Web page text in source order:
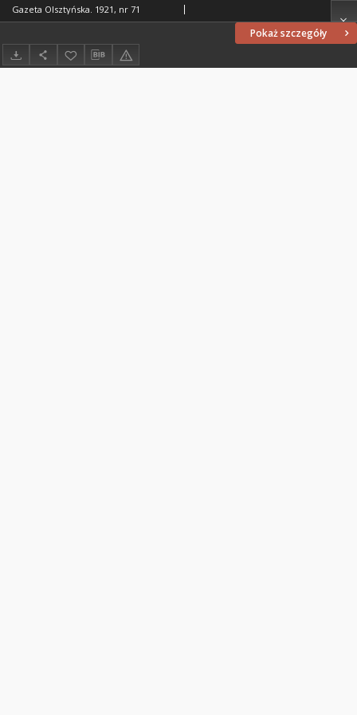
Pokaż szczegóły
Gazeta Olsztyńska. 1921, nr 71